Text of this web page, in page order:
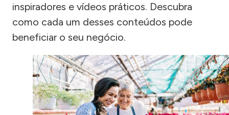
inspiradores e vídeos práticos. Descubra
como cada um desses conteúdos pode
beneficiar o seu negócio.